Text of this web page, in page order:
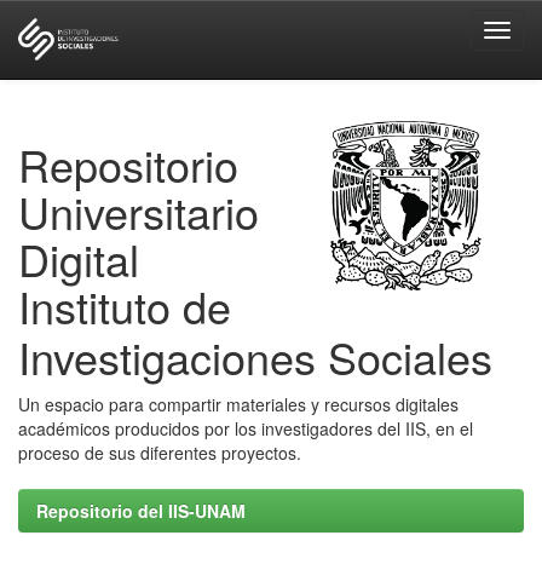
Repositorio
Universitario
Digital
Instituto de
Investigaciones Sociales
Un espacio para compartir materiales y recursos digitales
académicos producidos por los investigadores del IIS, en el
proceso de sus diferentes proyectos.
Repositorio del IIS-UNAM